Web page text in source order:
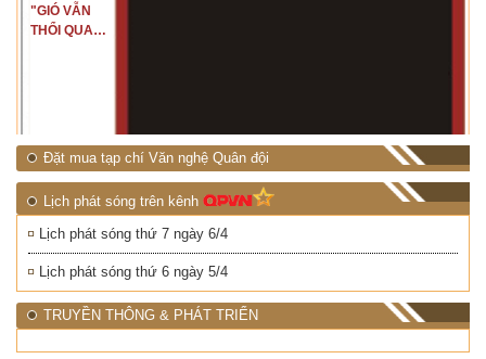
"GIÓ VẪN
THỔI QUA
Đặt mua tạp chí Văn nghệ Quân đội
Lịch phát sóng trên kênh
Lịch phát sóng thứ 7 ngày 6/4
Lịch phát sóng thứ 6 ngày 5/4
TRUYỀN THÔNG & PHÁT TRIỂN